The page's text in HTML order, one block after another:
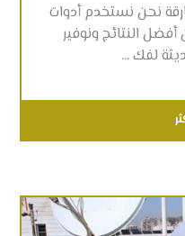
نحن نستخدم أدوات
النتائج ونوفير
لفك ...